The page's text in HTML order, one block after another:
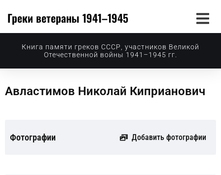
Греки ветераны 1941–1945
Книга памяти греков СССР, участников Великой
Отечественной войны 1941–1945 гг.
Авластимов Николай Киприанович
Фотографии Добавить фотографии